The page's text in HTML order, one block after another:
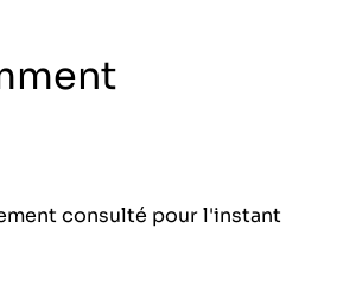
consulté pour l'instant